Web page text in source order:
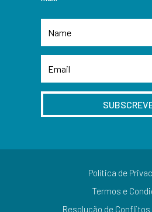
Política de
Termos e
Resolução de Conflitos